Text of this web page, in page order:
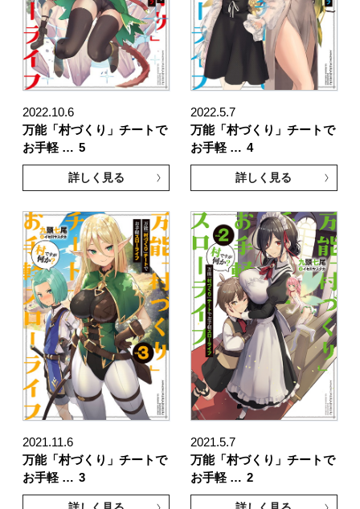
2022.10.6
万能「村づくり」チートで
お手軽 … 5
詳しく見る
2022.5.7
万能「村づくり」チートで
お手軽 … 4
詳しく見る
2021.11.6
万能「村づくり」チートで
お手軽 … 3
2021.5.7
万能「村づくり」チートで
お手軽 … 2